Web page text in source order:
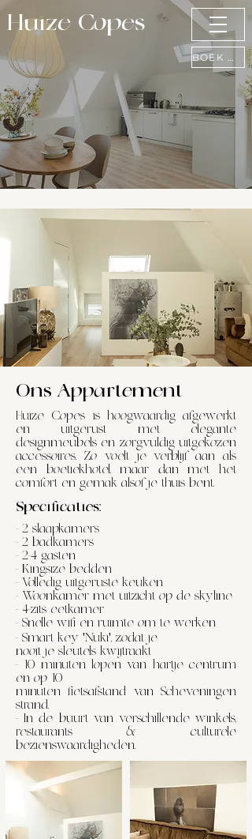
BOEK NU
Huize Copes
Ons Appartement
Huize Copes is hoogwaardig afgewerkt
en uitgerust met elegante
designmeubels en zorgvuldig uitgekozen
accessoires. Zo voelt je verblijf aan als
een boetiekhotel, maar dan met het
comfort en gemak alsof je thuis bent.
Specificaties:
- 2 slaapkamers
- 2 badkamers
- 2-4 gasten
- Kingsize bedden
- Volledig uitgeruste keuken
- Woonkamer met uitzicht op de skyline
- 4-zits eetkamer
- Snelle wifi en ruimte om te werken
- Smart key 'Nuki', zodat je
nooit je sleutels kwijtraakt
- 10 minuten lopen van hartje centrum
en op 10
minuten fietsafstand van Scheveningen
strand.
- In de buurt van verschillende winkels,
restaurants & culturele
bezienswaardigheden.